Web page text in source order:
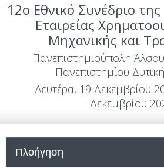
12ο Εθνικό Συνέδριο
Εταιρείας
Μηχανικής και
Πανεπιστημιούπολη
Πανεπιστημίου
Δευτέρα, 19 Δεκεμβρίου
Δεκεμβρίου
Πλοήγηση